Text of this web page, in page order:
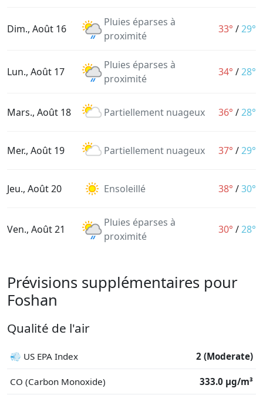
Dim., Août 16
Pluies éparses à
proximité
33° /29°
Lun., Août 17
Pluies éparses à
proximité
34° /28°
Mars., Août 18 Partiellement nuageux 36° /28°
Mer., Août 19 Partiellement nuageux 37° /29°
Jeu., Août 20 Ensoleillé 38° /30°
Ven., Août 21
Pluies éparses à
proximité
30° /28°
Prévisions supplémentaires pour
Foshan
Qualité de l'air
💨 US EPA Index 2 (Moderate)
CO (Carbon Monoxide) 333.0 μg/m³